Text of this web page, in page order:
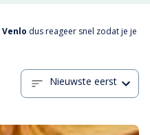
Venlo dus reageer snel zodat je je
Nieuwste eerst